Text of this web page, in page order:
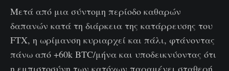
Μετά από μια σύντομη περίοδο καθαρών
δαπανών κατά τη διάρκεια της κατάρρευσης του
FTX, η ωρίμανση κυριαρχεί και πάλι, φτάνοντας
πάνω από +60k BTC/μήνα και υποδεικνύοντας ότι